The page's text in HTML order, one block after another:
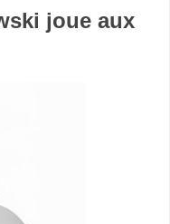
joue aux